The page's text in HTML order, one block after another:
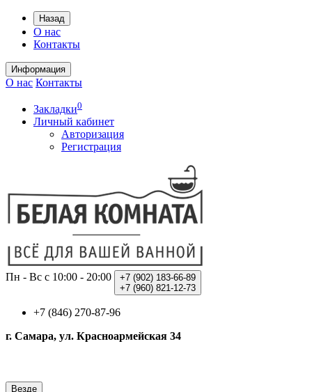
Назад
О нас
Контакты
Информация
О нас Контакты
Закладки0
Личный кабинет
Авторизация
Регистрация
Пн - Вс с 10:00 - 20:00 +7 (902) 183-66-89
+7 (960) 821-12-73
+7 (846) 270-87-96
г. Самара, ул. Красноармейская 34
Везде